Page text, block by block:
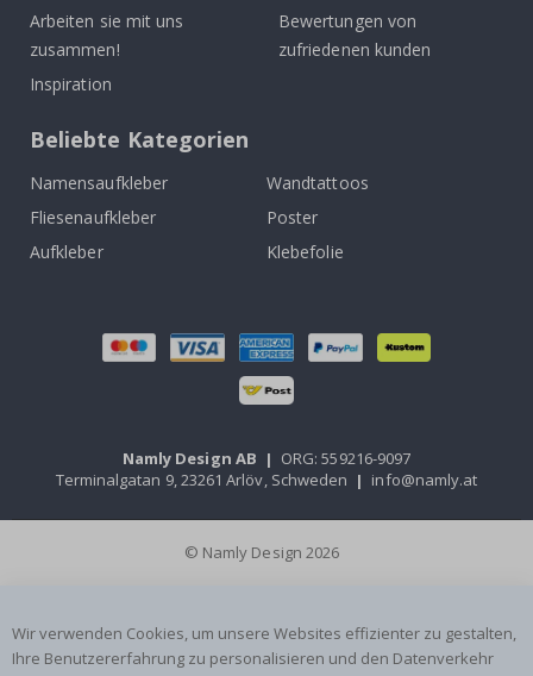
Arbeiten sie mit uns
zusammen!
Inspiration
Bewertungen von
zufriedenen kunden
Beliebte Kategorien
Namensaufkleber
Wandtattoos
Fliesenaufkleber
Poster
Aufkleber
Klebefolie
Namly Design AB | ORG: 559216-9097
Terminalgatan 9, 23261 Arlöv, Schweden | info@namly.at
© Namly Design 2026
Wir verwenden Cookies, um unsere Websites effizienter zu gestalten,
Ihre Benutzererfahrung zu personalisieren und den Datenverkehr